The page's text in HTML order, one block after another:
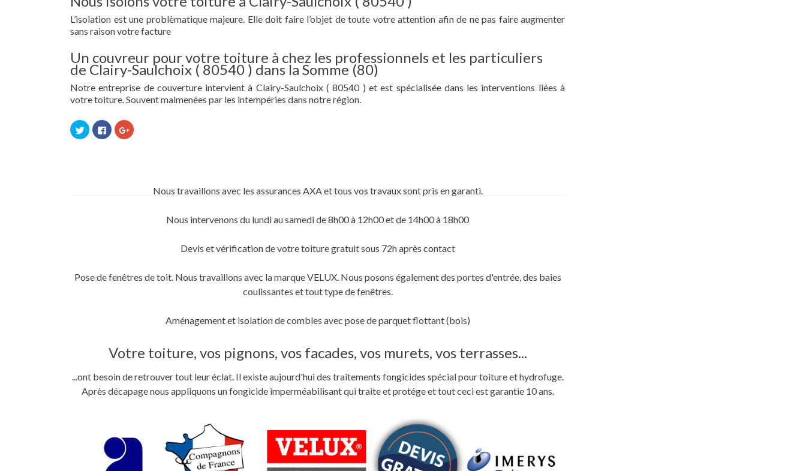
L’isolation est une problèmatique majeure. Elle doit faire l’objet de toute votre attention afin de ne pas faire augmenter
sans raison votre facture
Un couvreur pour votre toiture à chez les professionnels et les particuliers
de Clairy-Saulchoix ( 80540 ) dans la Somme (80)
Notre entreprise de couverture intervient à Clairy-Saulchoix ( 80540 ) et est spécialisée dans les interventions liées à
votre toiture. Souvent malmenées par les intempéries dans notre région.
Cliquez
pour
partager
Cliquez
pour
partager
Cliquez
pour
fenêtre)Nous travaillons avec les assurances AXA et tous vos travaux sont pris en garanti.
Nous intervenons du lundi au samedi de 8h00 à 12h00 et de 14h00 à 18h00
Devis et vérification de votre toiture gratuit sous 72h après contact
Pose de fenêtres de toit. Nous travaillons avec la marque VELUX. Nous posons également des portes d'entrée, des baies
coulissantes et tout type de fenêtres.
Aménagement et isolation de combles avec pose de parquet flottant (bois)
Votre toiture, vos pignons, vos facades, vos murets, vos terrasses...
...ont besoin de retrouver tout leur éclat. Il existe aujourd'hui des traitements fongicides spécial pour toiture et hydrofuge.
Après décapage nous appliquons un fongicide imperméabilisant qui traite et protége et tout ceci est garantie 10 ans.